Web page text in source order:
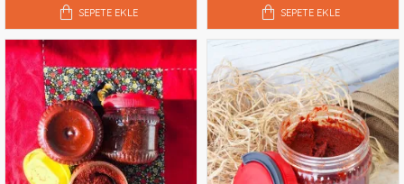
SEPETE EKLE SEPETE EKLE